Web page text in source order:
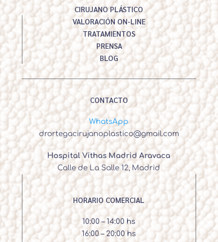
CIRUJANO PLÁSTICO
VALORACIÓN ON-LINE
TRATAMIENTOS
PRENSA
BLOG
CONTACTO
WhatsApp
drortegacirujanoplastico@gmail.com
Hospital Vithas Madrid Aravaca
Calle de La Salle 12, Madrid
HORARIO COMERCIAL
10:00 – 14:00 hs
16:00 – 20:00 hs